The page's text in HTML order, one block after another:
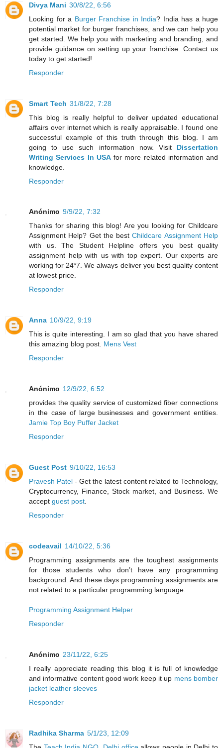
Divya Mani 30/8/22, 6:56
Looking for a Burger Franchise in India? India has a huge
potential market for burger franchises, and we can help you
get started. We help you with marketing and branding, and
provide guidance on setting up your franchise. Contact us
today to get started!
Responder
Smart Tech 31/8/22, 7:28
This blog is really helpful to deliver updated educational
affairs over internet which is really appraisable. I found one
successful example of this truth through this blog. I am
going to use such information now. Visit Dissertation
Writing Services In USAfor more related information and
knowledge.
Responder
Anónimo 9/9/22, 7:32
Thanks for sharing this blog! Are you looking for Childcare
Assignment Help? Get the bestChildcare Assignment Help
with us. The Student Helpline offers you best quality
assignment help with us with top expert. Our experts are
working for 24*7. We always deliver you best quality content
at lowest price.
Responder
Anna 10/9/22, 9:19
This is quite interesting. I am so glad that you have shared
this amazing blog post. Mens Vest
Responder
Anónimo 12/9/22, 6:52
provides the quality service of customized fiber connections
in the case of large businesses and government entities.
Jamie Top Boy Puffer Jacket
Responder
Guest Post 9/10/22, 16:53
Pravesh Patel - Get the latest content related to Technology,
Cryptocurrency, Finance, Stock market, and Business. We
accept guest post.
Responder
codeavail 14/10/22, 5:36
Programming assignments are the toughest assignments
for those students who don’t have any programming
background. And these days programming assignments are
not related to a particular programming language.
Programming Assignment Helper
Responder
Anónimo 23/11/22, 6:25
I really appreciate reading this blog it is full of knowledge
and informative content good work keep it up mens bomber
jacket leather sleeves
Responder
Radhika Sharma 5/1/23, 12:09